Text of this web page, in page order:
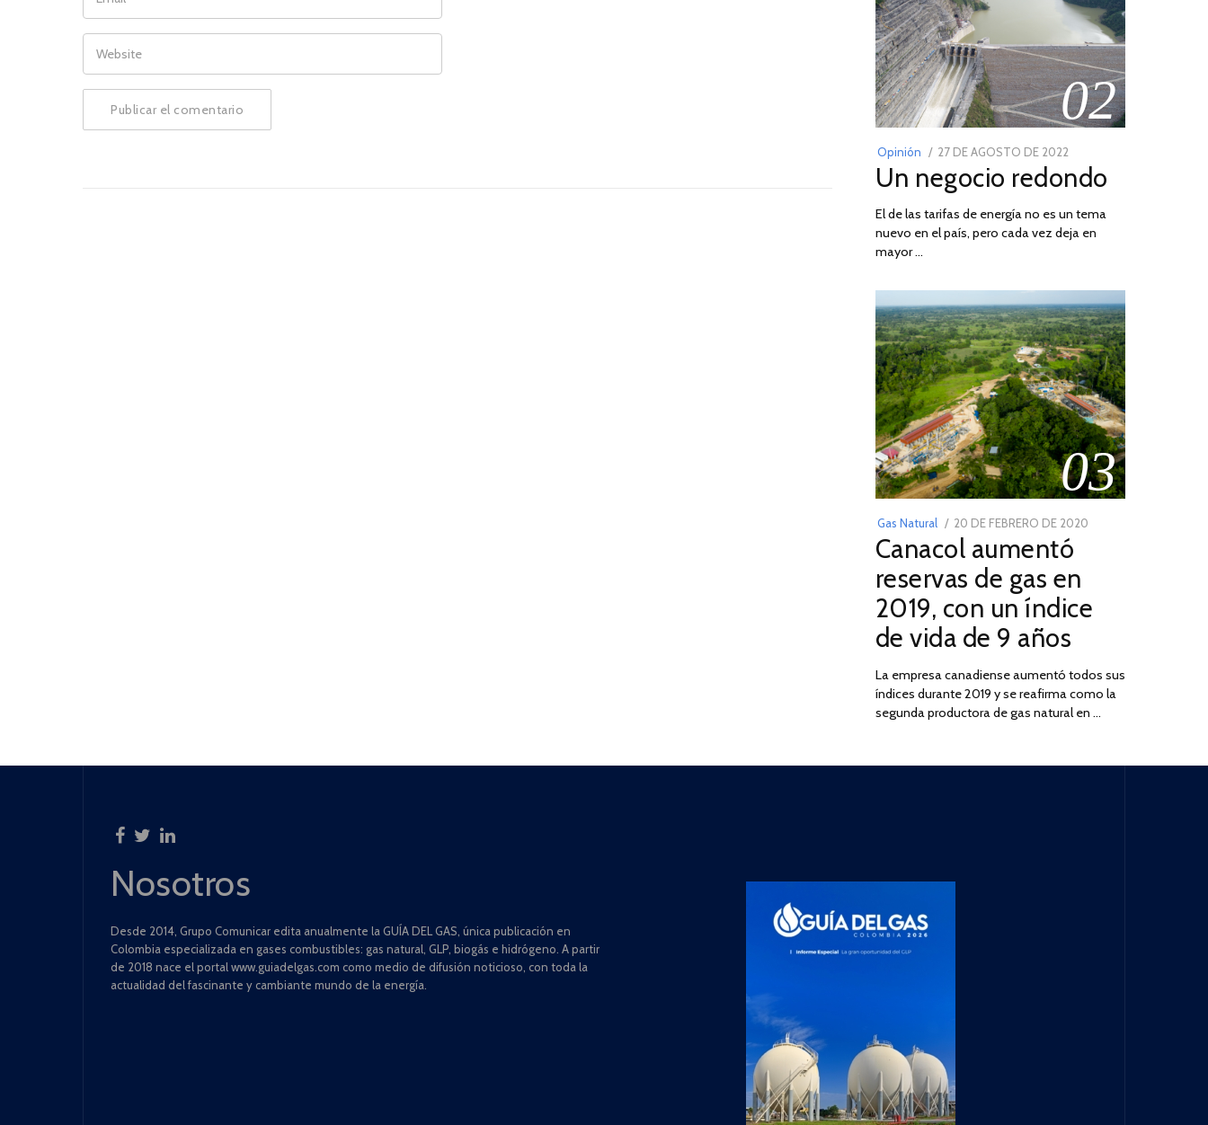
02
Opinión
POSTED
ON
27 DE AGOSTO DE 2022
DE
DE
2022
Un negocio redondo
El de las tarifas de energía no es un tema
nuevo en el país, pero cada vez deja en
mayor …
03
Gas Natural
POSTED
ON
20 DE FEBRERO DE 2020
2025
Canacol aumentó
reservas de gas en
2019, con un índice
de vida de 9 años
La empresa canadiense aumentó todos sus
índices durante 2019 y se reafirma como la
segunda productora de gas natural en …
Nosotros
Desde 2014, Grupo Comunicar edita anualmente la GUÍA DEL GAS, única publicación en
Colombia especializada en gases combustibles: gas natural, GLP, biogás e hidrógeno. A partir
de 2018 nace el portal www.guiadelgas.com como medio de difusión noticioso, con toda la
actualidad del fascinante y cambiante mundo de la energía.